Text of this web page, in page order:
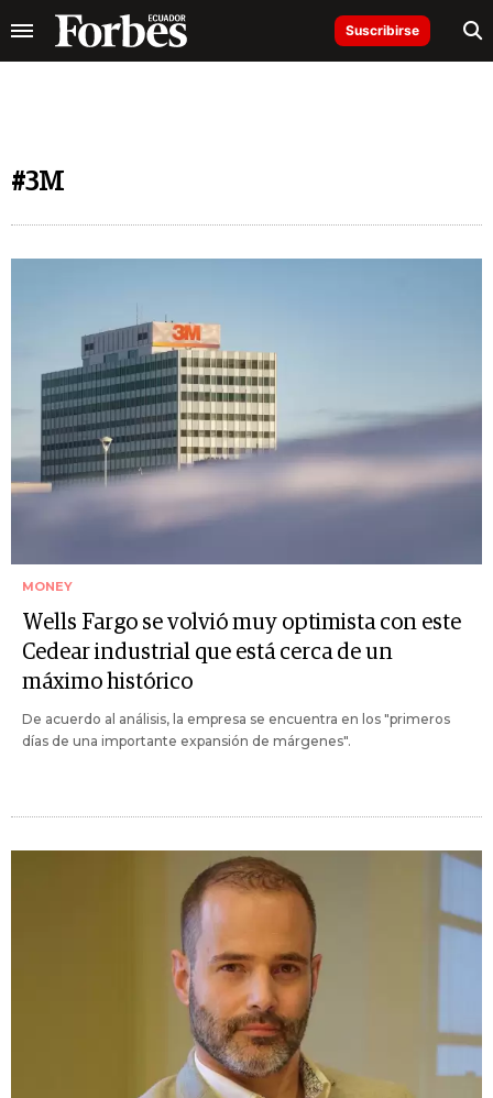
Suscribirse
#3M
MONEY
Wells Fargo se volvió muy optimista con este
Cedear industrial que está cerca de un
máximo histórico
De acuerdo al análisis, la empresa se encuentra en los "primeros
días de una importante expansión de márgenes".